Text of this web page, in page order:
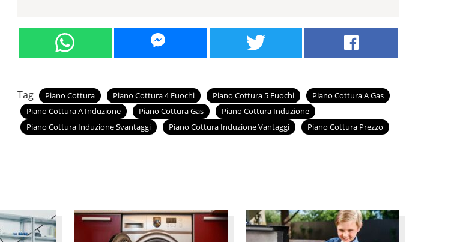
Tag Piano Cottura Piano Cottura 4 Fuochi Piano Cottura 5 Fuochi
Piano Cottura A Gas
Piano Cottura A Induzione
Piano Cottura Gas
Piano Cottura Induzione
Piano Cottura Induzione Svantaggi
Piano Cottura Induzione Vantaggi Piano Cottura Prezzo